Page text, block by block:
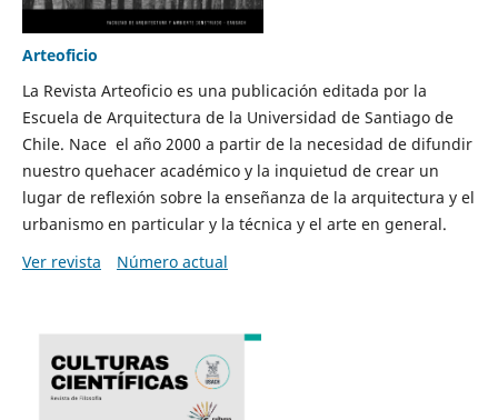
Arteoficio
La Revista Arteoficio es una publicación editada por la
Escuela de Arquitectura de la Universidad de Santiago de
Chile. Nace el año 2000 a partir de la necesidad de difundir
nuestro quehacer académico y la inquietud de crear un
lugar de reflexión sobre la enseñanza de la arquitectura y el
urbanismo en particular y la técnica y el arte en general.
Ver revista
Número actual